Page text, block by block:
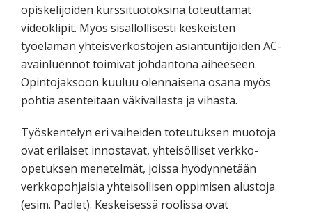
opiskelijoiden kurssituotoksina toteuttamat
videoklipit. Myös sisällöllisesti keskeisten
työelämän yhteisverkostojen asiantuntijoiden AC-
avainluennot toimivat johdantona aiheeseen.
Opintojaksoon kuuluu olennaisena osana myös
pohtia asenteitaan väkivallasta ja vihasta.
Työskentelyn eri vaiheiden toteutuksen muotoja
ovat erilaiset innostavat, yhteisölliset verkko-
opetuksen menetelmät, joissa hyödynnetään
verkkopohjaisia yhteisöllisen oppimisen alustoja
(esim. Padlet). Keskeisessä roolissa ovat